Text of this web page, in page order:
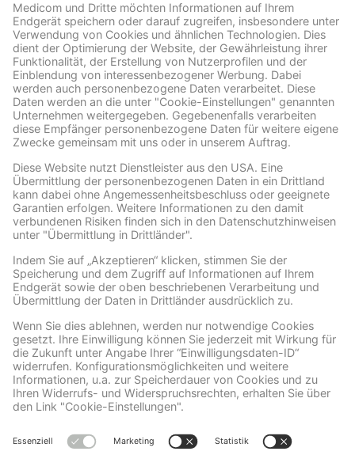
Archive
ARCHIVE
Facebook
Wir benötigen Ihre Zustimmung, um den Facebook
Social Plugins-Service zu laden!
Wir verwenden Facebook Social Plugins, um
Inhalte einzubetten. Dieser Service kann
Daten zu Ihren Aktivitäten sammeln. Bitte
lesen Sie die Details durch und stimmen Sie
der Nutzung des Service zu, um diese
Inhalte anzuzeigen.
Mehr Informationen
Akzeptieren